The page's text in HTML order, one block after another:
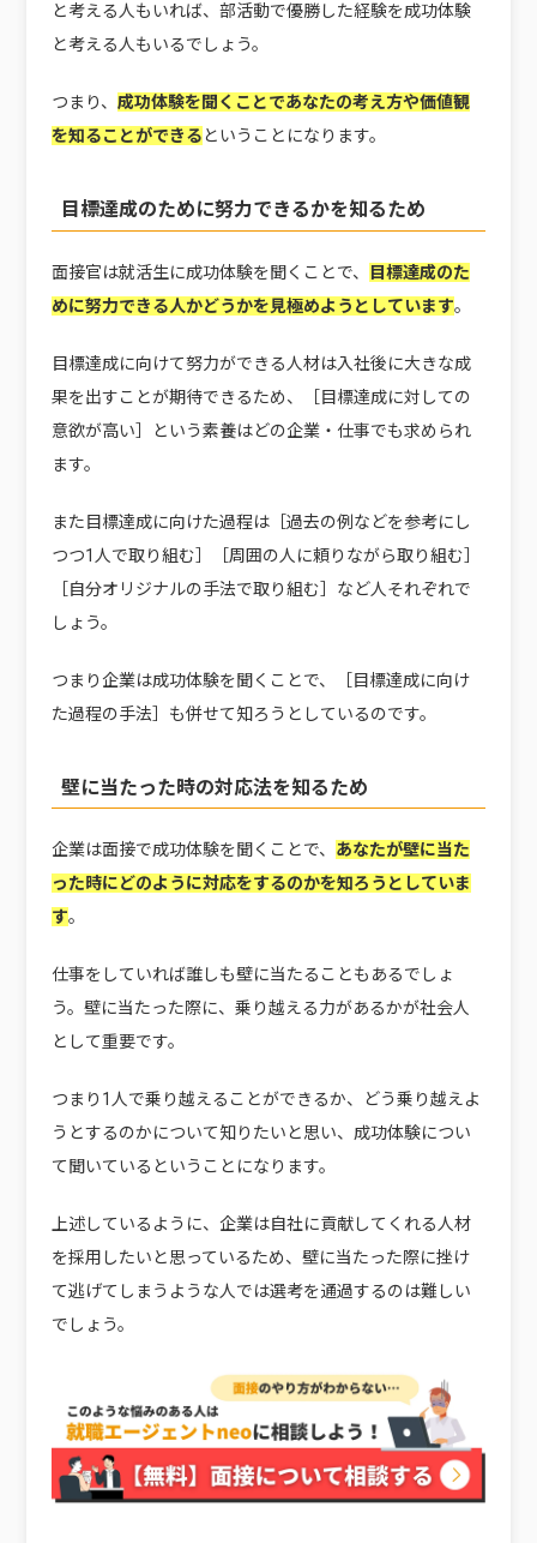
と考える人もいれば、部活動で優勝した経験を成功体験
と考える人もいるでしょう。
つまり、 成功体験を聞くことであなたの考え方や価値観
を知ることができるということになります。
目標達成のために努力できるかを知るため
面接官は就活生に成功体験を聞くことで、
目標達成のた
めに努力できる人かどうかを見極めようとしています。
目標達成に向けて努力ができる人材は入社後に大きな成
果を出すことが期待できるため、［目標達成に対しての
意欲が高い］という素養はどの企業・仕事でも求められ
ます。
また目標達成に向けた過程は［過去の例などを参考にし
つつ1人で取り組む］［周囲の人に頼りながら取り組む］
［自分オリジナルの手法で取り組む］など人それぞれで
しょう。
つまり企業は成功体験を聞くことで、［目標達成に向け
た過程の手法］も併せて知ろうとしているのです。
壁に当たった時の対応法を知るため
企業は面接で成功体験を聞くことで、 あなたが壁に当た
った時にどのように対応をするのかを知ろうとしていま
す。
仕事をしていれば誰しも壁に当たることもあるでしょ
う。壁に当たった際に、乗り越える力があるかが社会人
として重要です。
つまり1人で乗り越えることができるか、どう乗り越えよ
うとするのかについて知りたいと思い、成功体験につい
て聞いているということになります。
上述しているように、企業は自社に貢献してくれる人材
を採用したいと思っているため、壁に当たった際に挫け
て逃げてしまうような人では選考を通過するのは難しい
でしょう。